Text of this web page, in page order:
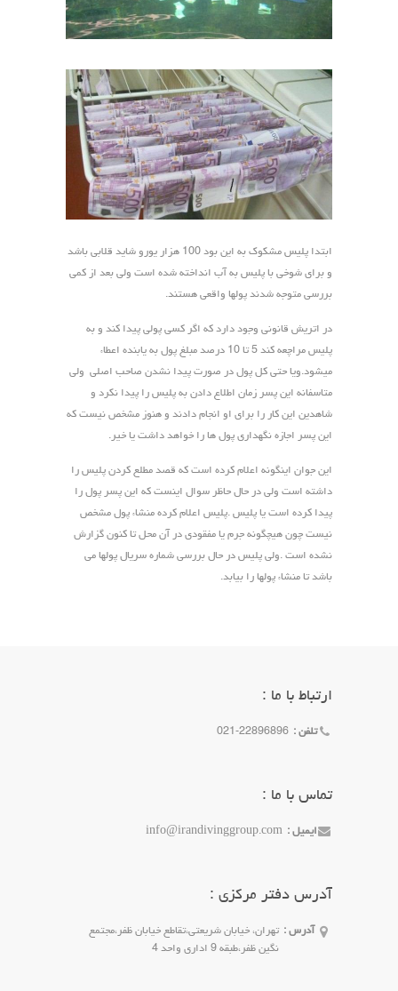
ابتدا پلیس مشکوک به این بود 100 هزار یورو شاید قلابی باشد
و برای شوخی با پلیس به آب انداخته شده است ولی بعد از کمی
بررسی متوجه شدند پولها واقعی هستند.
در اتریش قانونی وجود دارد که اگر کسی پولی پیدا کند و به
پلیس مراچعه کند 5 تا 10 درصد مبلغ پول به یابنده اعطاء
میشود.ویا حتی کل پول در صورت پیدا نشدن صاحب اصلی ولی
متاسفانه این پسر زمان اطلاع دادن به پلیس را پیدا نکرد و
شاهدین این کار را برای او انجام دادند و هنوز مشخص نیست که
این پسر اجازه نگهداری پول ها را خواهد داشت یا خیر.
این جوان اینگونه اعلام کرده است که قصد مطلع کردن پلیس را
داشته است ولی در حال حاظر سوال اینست که این پسر پول را
پیدا کرده است یا پلیس .پلیس اعلام کرده منشاء پول مشخص
نیست چون هیچگونه جرم یا مفقودی در آن محل تا کنون گزارش
نشده است .ولی پلیس در حال بررسی شماره سریال پولها می
باشد تا منشاء پولها را بیابد.
ارتباط با ما :
تلفن : 021-22896896
تماس با ما :
ایمیل : info@irandivinggroup.com
آدرس دفتر مرکزی :
آدرس : تهران، خیابان شریعتی،تقاطع خیابان ظفر،مجتمع
نگین ظفر،طبقه 9 اداری واحد 4